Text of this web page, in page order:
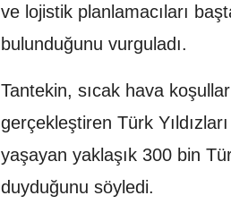
ve lojistik planlamacıları
bulunduğunu vurguladı.
Tantekin, sıcak hava
gerçekleştiren Türk
yaşayan yaklaşık 300 bin
duyduğunu söyledi.